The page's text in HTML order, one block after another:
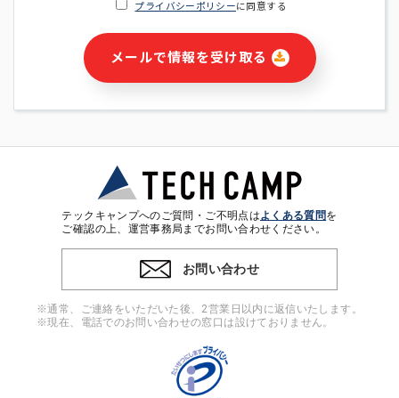
・ご請求された資料の送付のため
・本サービス及び本サービスに関連する情報(当社及び第三者の
サービス又は商品等の広告配信・宣伝を含みますが、それらに
・個人(法人の場合は担当者)を識別できない形式に加工した統
計情報の作成および利用
※上記の利用目的に基づいた本人への連絡及び配信について
4. 個人情報の第三者提供
ンをとるために、氏名等の一部の情報をサービス内で使用する
チャットツールで発信することにより、本サービスの他の利用
者等に提供することがあります。
プライバシーポリシーに同意する
メールで情報を受け取る
テックキャンプへのご質問・ご不明点はよくある質問を
ご確認の上、運営事務局までお問い合わせください。
お問い合わせ
※通常、ご連絡をいただいた後、2営業日以内に返信いたします。
※現在、電話でのお問い合わせの窓口は設けておりません。